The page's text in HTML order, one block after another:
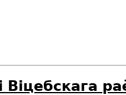
Віцебскага